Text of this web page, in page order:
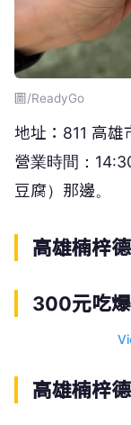
圖/ReadyGo
地址：811 高
營業時間：
豆腐）那邊。
高雄楠梓
300元吃
高雄楠梓